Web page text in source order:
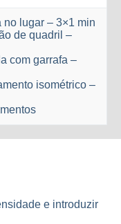
no lugar – 3×1 min
de quadril –
com garrafa –
isométrico –
e introduzir